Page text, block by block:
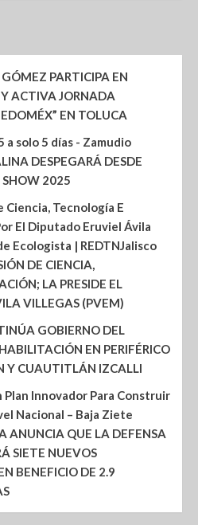
PARTICIPA EN
ACTIVA JORNADA
EN TOLUCA
solo 5 días - Zamudio
DESPEGARÁ DESDE
SHOW 2025
Ciencia, Tecnología E
El Diputado Eruviel Ávila
Ecologista | REDTNJalisco
DE CIENCIA,
LA PRESIDE EL
VILLEGAS (PVEM)
GOBIERNO DEL
EN PERIFÉRICO
Y CUAUTITLÁN IZCALLI
Plan Innovador Para Construir
Nacional – Baja Ziete
ANUNCIA QUE LA DEFENSA
SIETE NUEVOS
BENEFICIO DE 2.9